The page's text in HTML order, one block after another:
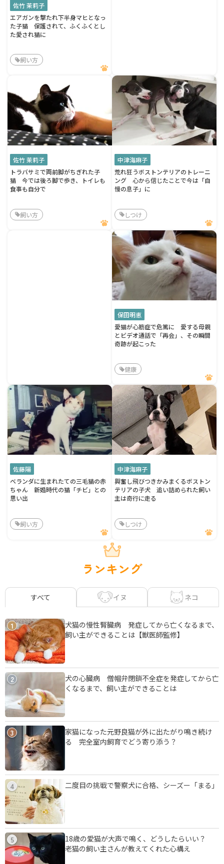
佐竹 茉莉子
エアガンを撃たれ下半身マヒとなっ
た子猫 保護されて、ふくふくとし
た愛され猫に
飼い方
佐竹 茉莉子
トラバサミで両前脚がちぎれた子
猫 今では後ろ脚で歩き、トイレも
食事も自分で
飼い方
中津海麻子
荒れ狂うボストンテリアのトレーニ
ング 心から信じたことで今は「自
慢の息子」に
しつけ
保田明恵
愛猫が心筋症で危篤に 愛する母親
とビデオ通話で「再会」、その瞬間
奇跡が起こった
健康
佐藤陽
ベランダに生まれたての三毛猫の赤
ちゃん 新婚時代の猫「チビ」との
思い出
飼い方
中津海麻子
興奮し飛びつきかみまくるボストン
テリアの子犬 追い詰められた飼い
主は奇行に走る
しつけ
ランキング
すべて イヌ ネコ
1
犬猫の慢性腎臓病 発症してから亡くなるまで、
飼い主ができることは【獣医師監修】
2
犬の心臓病 僧帽弁閉鎖不全症を発症してから亡
くなるまで、飼い主ができることは
3
家猫になった元野良猫が外に出たがり鳴き続け
る 完全室内飼育でどう寄り添う？
4 二度目の挑戦で警察犬に合格、シーズー「まる」
5
18歳の愛猫が大声で鳴く、どうしたらいい？
老猫の飼い主さんが教えてくれた心構え